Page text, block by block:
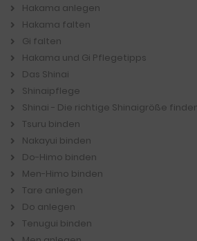
Hakama anlegen
Hakama falten
Gi falten
Hakama und Gi Pflegetipps
Das Shinai
Shinaipflege
Shinai - Die richtige Shinaigröße
Tsuru binden
Nakayui binden
Do-Himo binden
Men-Himo binden
Tare anlegen
Do anlegen
Tenugui binden